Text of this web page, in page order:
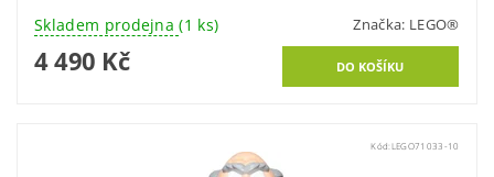
Skladem prodejna(1 ks) Značka: LEGO®
4 490 Kč
Kód: LEGO71033-10